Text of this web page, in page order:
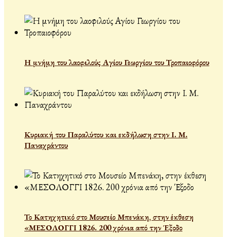
Η μνήμη του λαοφιλούς Αγίου Γεωργίου του Τροπαιοφόρου
Κυριακή του Παραλύτου και εκδήλωση στην Ι. Μ.
Παναχράντου
Το Κατηχητικό στο Μουσείο Μπενάκη, στην έκθεση
«ΜΕΣΟΛΟΓΓΙ 1826. 200 χρόνια από την Έξοδο